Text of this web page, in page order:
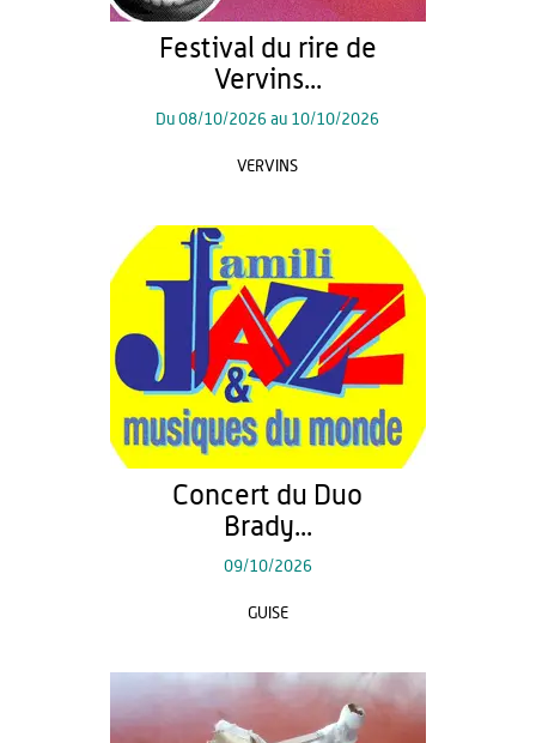
Festival du rire de
Vervins...
Du08/10/2026 au 10/10/2026
VERVINS
Concert du Duo
Brady...
09/10/2026
GUISE